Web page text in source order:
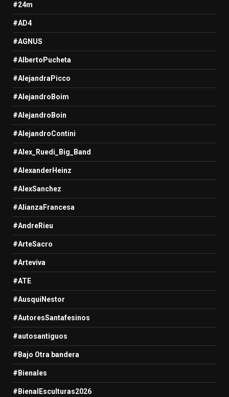
#24m
#AD4
#AGNUS
#AlbertoPucheta
#AlejandraPicco
#AlejandroBoim
#AlejandroBoin
#AlejandroContini
#Alex_Ruedi_Big_Band
#AlexanderHeinz
#AlexSanchez
#AlianzaFrancesa
#AndreRieu
#ArteSacro
#Arteviva
#ATE
#AusquiNestor
#AutoresSantafesinos
#autosantiguos
#Bajo Otra bandera
#Bienales
#BienalEsculturas2026